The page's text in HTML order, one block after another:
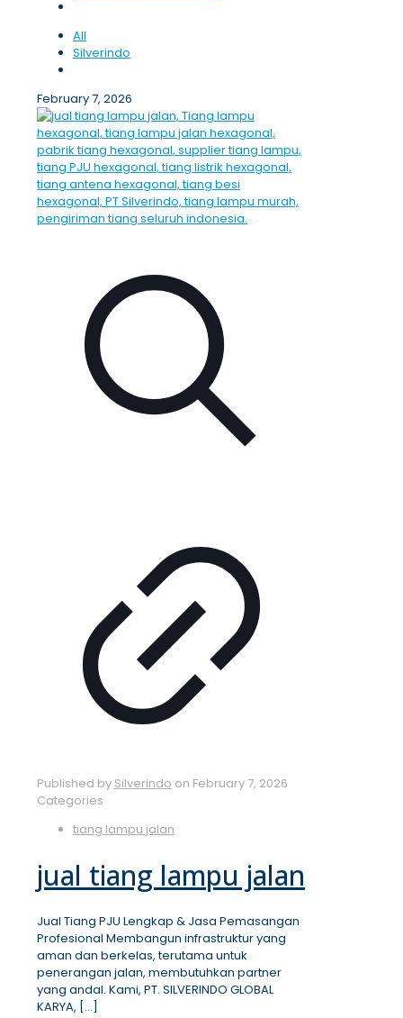
All
Silverindo
February 7, 2026
Published by Silverindo on February 7, 2026
Categories
tiang lampu jalan
jual tiang lampu jalan
Jual Tiang PJU Lengkap & Jasa Pemasangan
Profesional Membangun infrastruktur yang
aman dan berkelas, terutama untuk
penerangan jalan, membutuhkan partner
yang andal. Kami, PT. SILVERINDO GLOBAL
KARYA, […]